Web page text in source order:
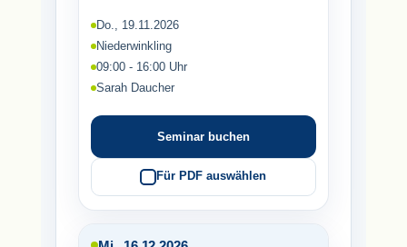
Do., 19.11.2026
Niederwinkling
09:00 - 16:00 Uhr
Sarah Daucher
Seminar buchen
Für PDF auswählen